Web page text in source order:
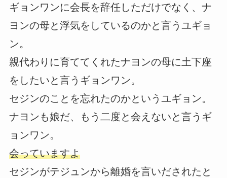
ギョンワンに会長を辞任しただけでなく、ナ
ヨンの母と浮気をしているのかと言うユギョ
ン。
親代わりに育ててくれたナヨンの母に土下座
をしたいと言うギョンワン。
セジンのことを忘れたのかというユギョン。
ナヨンも娘だ、もう二度と会えないと言うギ
ョンワン。
会っていますよ
セジンがテジュンから離婚を言いだされたと